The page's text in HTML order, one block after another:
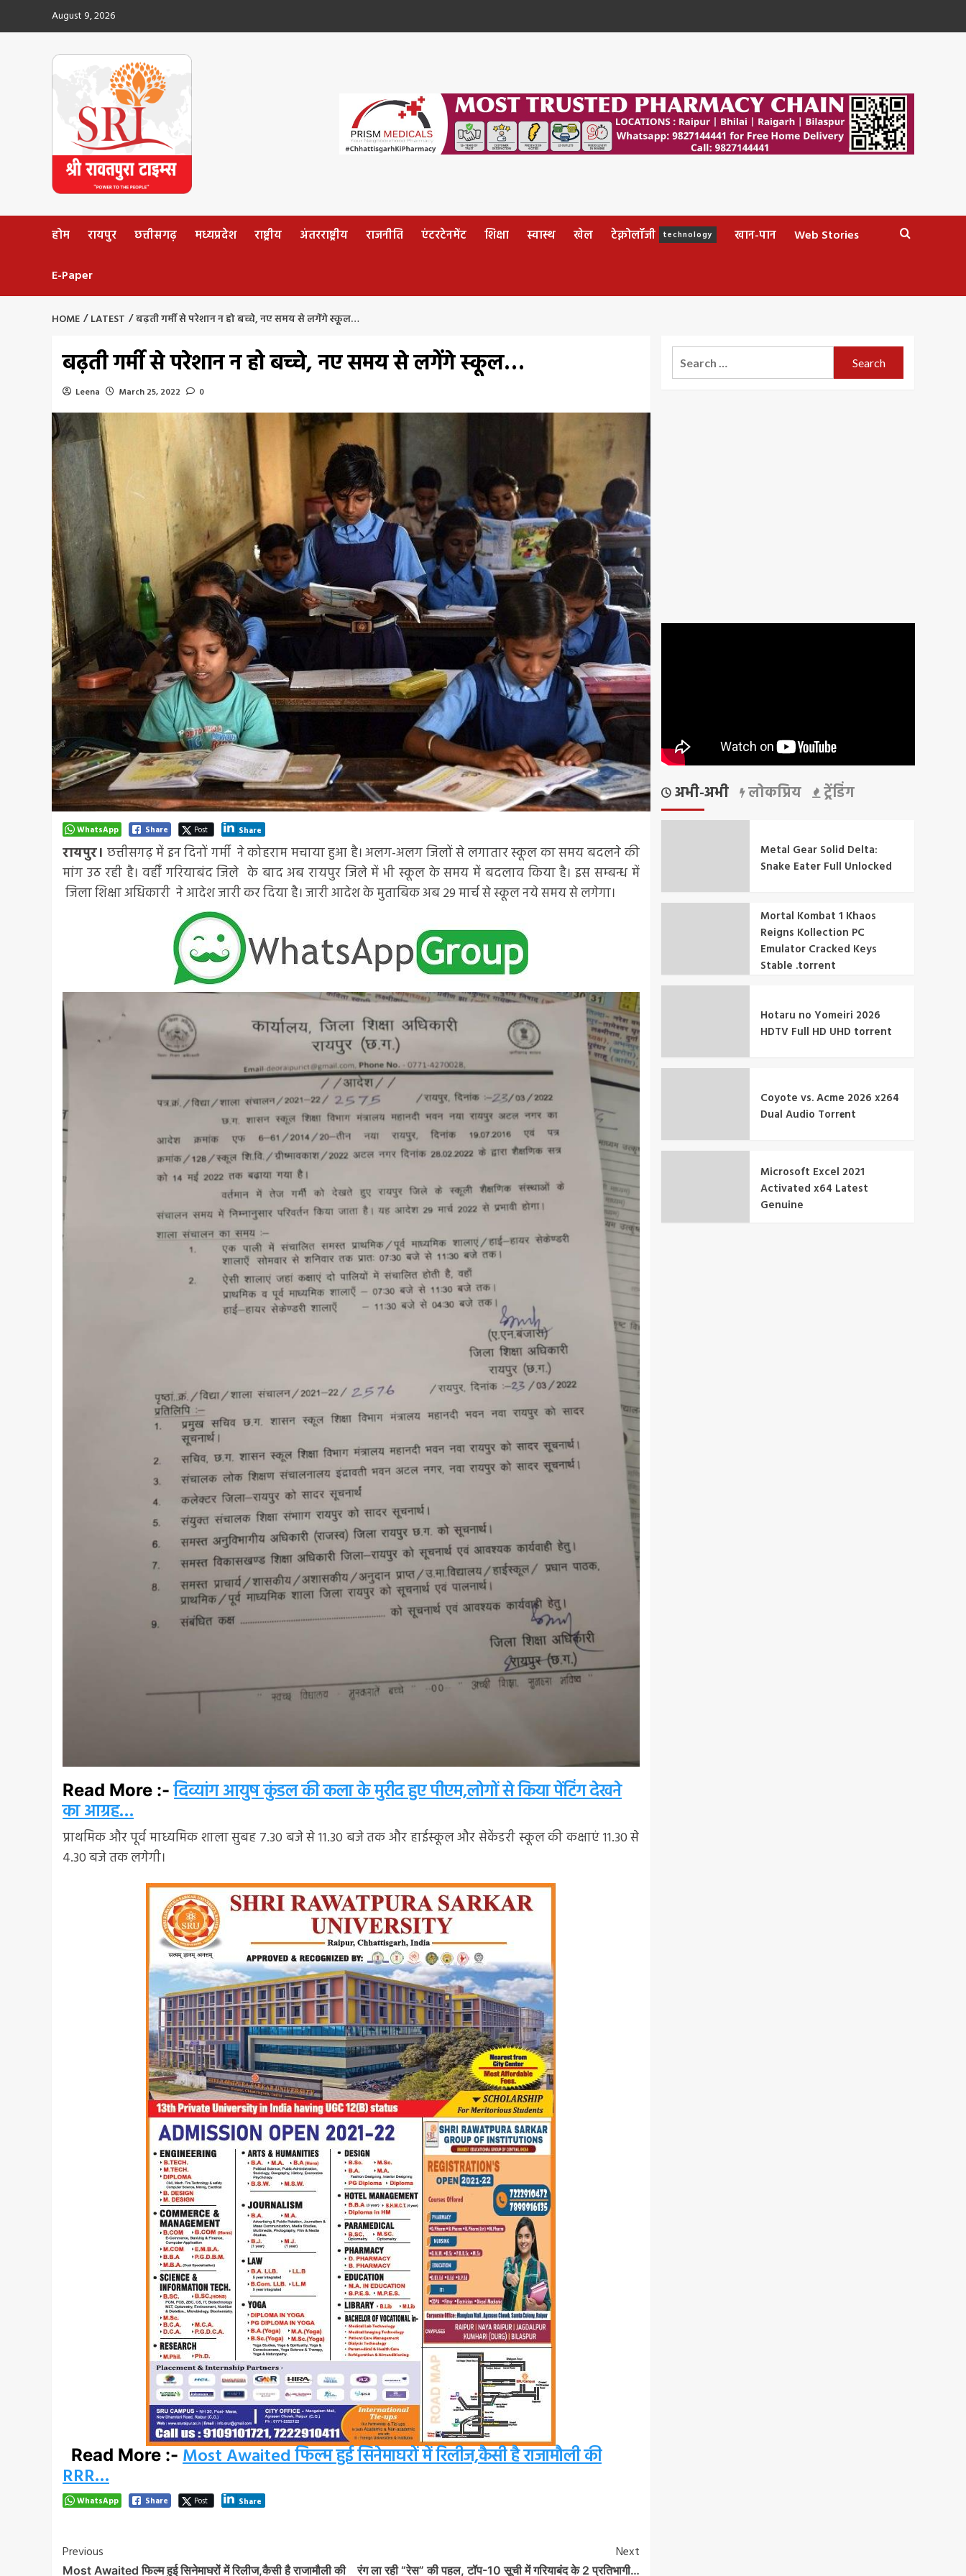
August 9, 2026
होम रायपुर छत्तीसगढ़ मध्यप्रदेश राष्ट्रीय अंतरराष्ट्रीय राजनीति एंटरटेनमेंट शिक्षा स्वास्थ खेल टेक्नोलॉजी technology खान-पान Web Stories
E-Paper
HOME LATEST बढ़ती गर्मी से परेशान न हो बच्चे, नए समय से लगेंगे स्कूल…
बढ़ती गर्मी से परेशान न हो बच्चे, नए समय से लगेंगे स्कूल…
Leena March 25, 2022 0
WhatsApp Share Post Share
रायपुर। छत्तीसगढ़ में इन दिनों गर्मी ने कोहराम मचाया हुआ है। अलग-अलग जिलों से लगातार स्कूल का समय बदलने की
मांग उठ रही है। वहीँ गरियाबंद जिले के बाद अब रायपुर जिले में भी स्कूल के समय में बदलाव किया है। इस सम्बन्ध में
जिला शिक्षा अधिकारी ने आदेश जारी कर दिया है। जारी आदेश के मुताबिक अब 29 मार्च से स्कूल नये समय से लगेगा।
Read More :-दिव्यांग आयुष कुंडल की कला के मुरीद हुए पीएम,लोगों से किया पेंटिंग देखने
का आग्रह…
प्राथमिक और पूर्व माध्यमिक शाला सुबह 7.30 बजे से 11.30 बजे तक और हाईस्कूल और सेकेंडरी स्कूल की कक्षाएं 11.30 से
4.30 बजे तक लगेगी।
Read More :- Most Awaited फिल्म हुई सिनेमाघरों में रिलीज,कैसी है राजामौली की
RRR…
WhatsApp Share Post Share
Post
Previous
Most Awaited फिल्म हुई सिनेमाघरों में रिलीज,कैसी है राजामौली की
Next
रंग ला रही “रेस” की पहल, टॉप-10 सूची में गरियाबंद के 2 प्रतिभागी…
for:
अभी-अभी लोकप्रिय ट्रेंडिंग
Metal Gear Solid Delta:
Snake Eater Full Unlocked
Mortal Kombat 1 Khaos
Reigns Kollection PC
Emulator Cracked Keys
Stable .torrent
Hotaru no Yomeiri 2026
HDTV Full HD UHD torrent
Coyote vs. Acme 2026 x264
Dual Audio Torr𝐞nt
Microsoft Excel 2021
Activated x64 Latest
Genuine